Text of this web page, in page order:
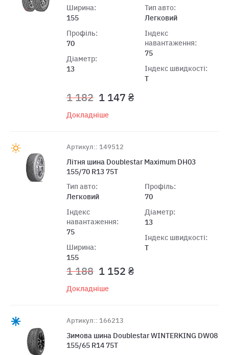
Ширина:
155
Профіль:
70
Діаметр:
13
Тип авто:
Легковий
Індекс
навантаження:
75
Індекс швидкості:
T
1 182 1 147 ₴
Докладніше
Артикул:: 149512
Лiтня шина Doublestar Maximum DH03
155/70 R13 75T
Тип авто:
Легковий
Індекс
навантаження:
75
Ширина:
155
Профіль:
70
Діаметр:
13
Індекс швидкості:
T
1 188 1 152 ₴
Докладніше
Артикул:: 166213
Зимова шина Doublestar WINTERKING DW08
155/65 R14 75T